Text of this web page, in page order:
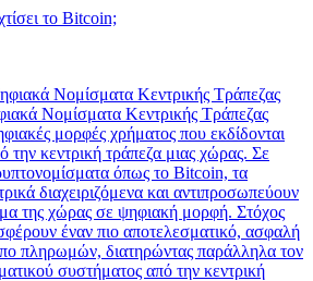
το Bitcoin;
Νομίσματα Κεντρικής Τράπεζας
Νομίσματα Κεντρικής Τράπεζας
μορφές χρήματος που εκδίδονται
την κεντρική τράπεζα μιας χώρας. Σε
όπως το Bitcoin, τα
διαχειριζόμενα και αντιπροσωπεύουν
της χώρας σε ψηφιακή μορφή. Στόχος
έναν πιο αποτελεσματικό, ασφαλή
πληρωμών, διατηρώντας παράλληλα τον
συστήματος από την κεντρική